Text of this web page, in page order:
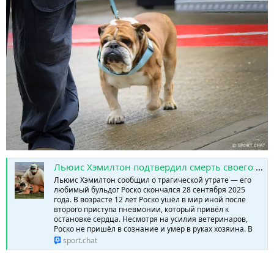
Льюис Хэмилтон подтвердил смерть своего любимого пса Роско: «Ты был моим лучшим другом» » SPORTCHAT - Новости спорта | Футбол | Онлайн трансляции | Чат | Результаты матчей | Спорт | Прогнозы на спорт
Льюис Хэмилтон сообщил о трагической утрате — его
любимый бульдог Роско скончался 28 сентября 2025
года. В возрасте 12 лет Роско ушёл в мир иной после
второго приступа пневмонии, который привёл к
остановке сердца. Несмотря на усилия ветеринаров,
Роско не пришёл в сознание и умер в руках хозяина. В
sport.chat